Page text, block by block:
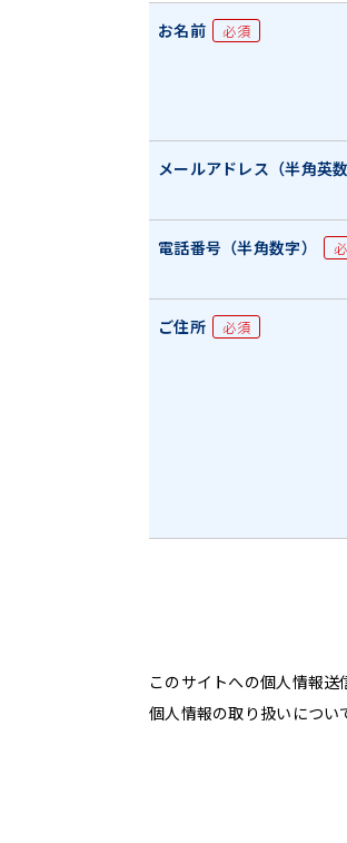
お名前 必須
メールアドレス（半角英数
電話番号（半角数字）
ご住所 必須
このサイトへの個人情報送
個人情報の取り扱いについ